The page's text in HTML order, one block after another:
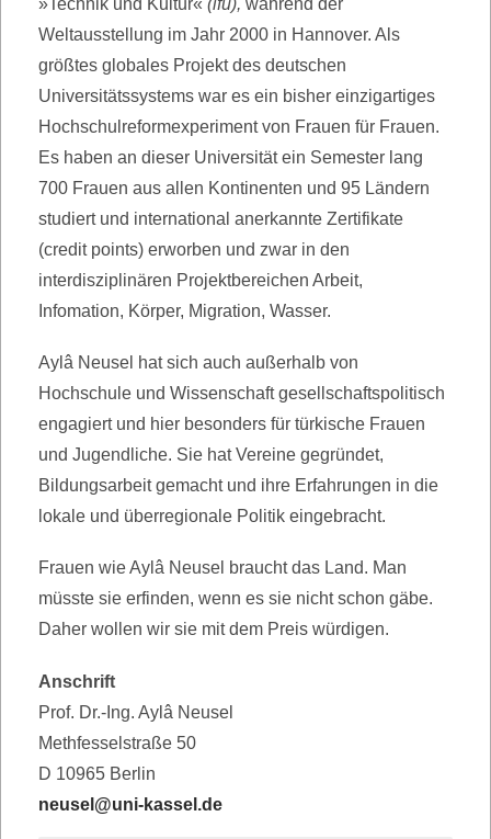
Weltausstellung im Jahr 2000 in Hannover. Als
größtes globales Projekt des deutschen
Universitätssystems war es ein bisher einzigartiges
Hochschulreformexperiment von Frauen für Frauen.
Es haben an dieser Universität ein Semester lang
700 Frauen aus allen Kontinenten und 95 Ländern
studiert und international anerkannte Zertifikate
(credit points) erworben und zwar in den
interdisziplinären Projektbereichen Arbeit,
Infomation, Körper, Migration, Wasser.
Aylâ Neusel hat sich auch außerhalb von
Hochschule und Wissenschaft gesellschaftspolitisch
engagiert und hier besonders für türkische Frauen
und Jugendliche. Sie hat Vereine gegründet,
Bildungsarbeit gemacht und ihre Erfahrungen in die
lokale und überregionale Politik eingebracht.
Frauen wie Aylâ Neusel braucht das Land. Man
müsste sie erfinden, wenn es sie nicht schon gäbe.
Daher wollen wir sie mit dem Preis würdigen.
Anschrift
Prof. Dr.-Ing. Aylâ Neusel
Methfesselstraße 50
D 10965 Berlin
neusel@uni-kassel.de